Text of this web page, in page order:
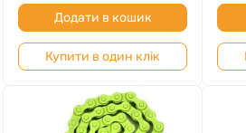
Додати в кошик
Купити в один клік